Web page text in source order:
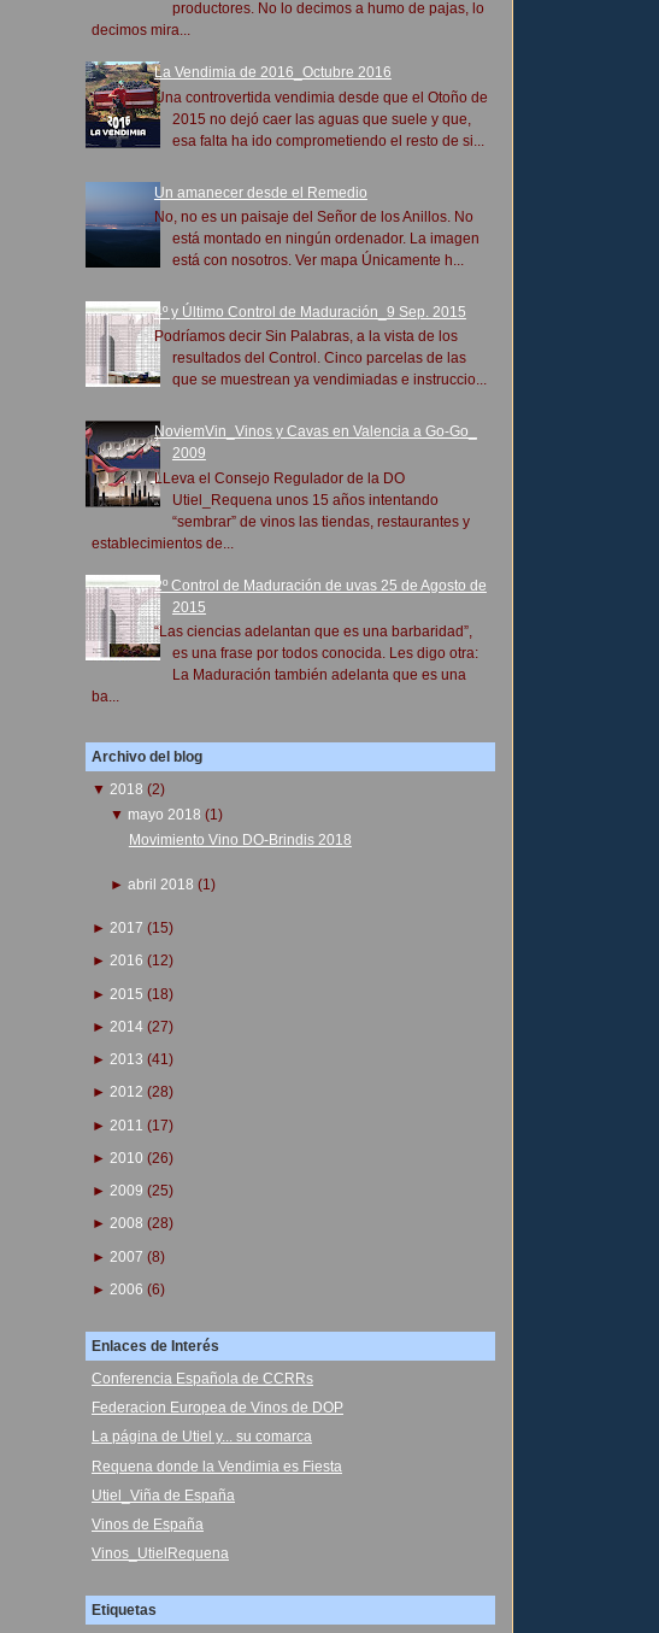
productores. No lo decimos a humo de pajas, lo
decimos mira...
La Vendimia de 2016_Octubre 2016
Una controvertida vendimia desde que el Otoño de
2015 no dejó caer las aguas que suele y que,
esa falta ha ido comprometiendo el resto de si...
Un amanecer desde el Remedio
No, no es un paisaje del Señor de los Anillos. No
está montado en ningún ordenador. La imagen
está con nosotros. Ver mapa Únicamente h...
4º y Último Control de Maduración_9 Sep. 2015
Podríamos decir Sin Palabras, a la vista de los
resultados del Control. Cinco parcelas de las
que se muestrean ya vendimiadas e instruccio...
NoviemVin_Vinos y Cavas en Valencia a Go-Go_
2009
LLeva el Consejo Regulador de la DO
Utiel_Requena unos 15 años intentando
“sembrar” de vinos las tiendas, restaurantes y
establecimientos de...
2º Control de Maduración de uvas 25 de Agosto de
2015
“Las ciencias adelantan que es una barbaridad”,
es una frase por todos conocida. Les digo otra:
La Maduración también adelanta que es una
ba...
Archivo del blog
▼ 2018 (2)
▼ mayo 2018 (1)
Movimiento Vino DO-Brindis 2018
► abril 2018 (1)
► 2017 (15)
► 2016 (12)
► 2015 (18)
► 2014 (27)
► 2013 (41)
► 2012 (28)
► 2011 (17)
► 2010 (26)
► 2009 (25)
► 2008 (28)
► 2007 (8)
► 2006 (6)
Enlaces de Interés
Conferencia Española de CCRRs
Federacion Europea de Vinos de DOP
La página de Utiel y... su comarca
Requena donde la Vendimia es Fiesta
Utiel_Viña de España
Vinos de España
Vinos_UtielRequena
Etiquetas